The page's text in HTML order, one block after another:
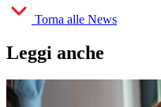
Torna alle News
Leggi anche